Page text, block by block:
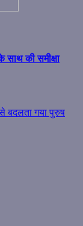
साथ की समीक्षा
बदलता गया पुरुष